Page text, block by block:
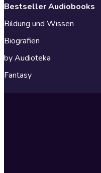
Bestseller Audiobooks
Bildung und Wissen
Biografien
by Audioteka
Fantasy